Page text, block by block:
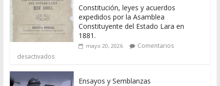
Constitución, leyes y acuerdos
expedidos por la Asamblea
Constituyente del Estado Lara en
1881.
mayo 20, 2026
Comentarios
desactivados
Ensayos y Semblanzas